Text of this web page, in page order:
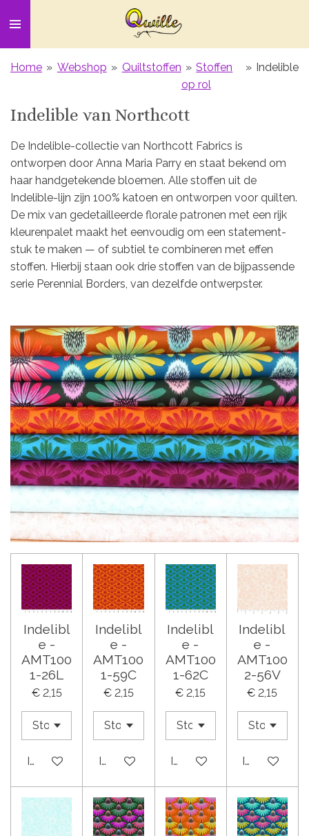
direct
naar
de
Home » Webshop » Quiltstoffen » Stoffen
op rol
» Indelible
Indelible van Northcott
De Indelible-collectie van Northcott Fabrics is
ontworpen door Anna Maria Parry en staat bekend om
haar handgetekende bloemen. Alle stoffen uit de
Indelible-lijn zijn 100% katoen en ontworpen voor quilten.
De mix van gedetailleerde florale patronen met een rijk
kleurenpalet maakt het eenvoudig om een statement-
stuk te maken — of subtiel te combineren met effen
stoffen. Hierbij staan ook drie stoffen van de bijpassende
serie Perennial Borders, van dezelfde ontwerpster.
Indelibl
e -
AMT100
1-26L
€ 2,15
In winkelwagen
Indelibl
e -
AMT100
1-59C
€ 2,15
In winkelwagen
Indelibl
e -
AMT100
1-62C
€ 2,15
In winkelwagen
Indelibl
e -
AMT100
2-56V
€ 2,15
In